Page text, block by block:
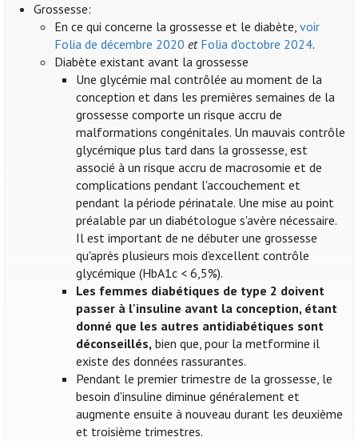
Grossesse:
En ce qui concerne la grossesse et le diabète,voir
Folia de décembre 2020 et Folia d'octobre 2024.
Diabète existant avant la grossesse
Une glycémie mal contrôlée au moment de la
conception et dans les premières semaines de la
grossesse comporte un risque accru de
malformations congénitales. Un mauvais contrôle
glycémique plus tard dans la grossesse, est
associé à un risque accru de macrosomie et de
complications pendant l'accouchement et
pendant la période périnatale. Une mise au point
préalable par un diabétologue s'avère nécessaire.
Il est important de ne débuter une grossesse
qu'après plusieurs mois d’excellent contrôle
glycémique (HbA1c < 6,5%).
Les femmes diabétiques de type 2 doivent
passer à l'insuline avant la conception, étant
donné que les autres antidiabétiques sont
déconseillés, bien que, pour la metformine il
existe des données rassurantes.
Pendant le premier trimestre de la grossesse, le
besoin d'insuline diminue généralement et
augmente ensuite à nouveau durant les deuxième
et troisième trimestres.